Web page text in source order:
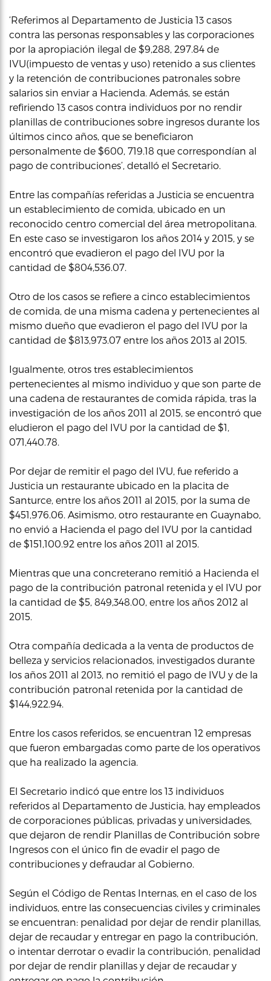
‘Referimos al Departamento de Justicia 13 casos
contra las personas responsables y las corporaciones
por la apropiación ilegal de $9,288, 297.84 de
IVU(impuesto de ventas y uso) retenido a sus clientes
y la retención de contribuciones patronales sobre
salarios sin enviar a Hacienda. Además, se están
refiriendo 13 casos contra individuos por no rendir
planillas de contribuciones sobre ingresos durante los
últimos cinco años, que se beneficiaron
personalmente de $600, 719.18 que correspondían al
pago de contribuciones’, detalló el Secretario.
Entre las compañías referidas a Justicia se encuentra
un establecimiento de comida, ubicado en un
reconocido centro comercial del área metropolitana.
En este caso se investigaron los años 2014 y 2015, y se
encontró que evadieron el pago del IVU por la
cantidad de $804,536.07.
Otro de los casos se refiere a cinco establecimientos
de comida, de una misma cadena y pertenecientes al
mismo dueño que evadieron el pago del IVU por la
cantidad de $813,973.07 entre los años 2013 al 2015.
Igualmente, otros tres establecimientos
pertenecientes al mismo individuo y que son parte de
una cadena de restaurantes de comida rápida, tras la
investigación de los años 2011 al 2015, se encontró que
eludieron el pago del IVU por la cantidad de $1,
071,440.78.
Por dejar de remitir el pago del IVU, fue referido a
Justicia un restaurante ubicado en la placita de
Santurce, entre los años 2011 al 2015, por la suma de
$451,976.06. Asimismo, otro restaurante en Guaynabo,
no envió a Hacienda el pago del IVU por la cantidad
de $151,100.92 entre los años 2011 al 2015.
Mientras que una concreterano remitió a Hacienda el
pago de la contribución patronal retenida y el IVU por
la cantidad de $5, 849,348.00, entre los años 2012 al
2015.
Otra compañía dedicada a la venta de productos de
belleza y servicios relacionados, investigados durante
los años 2011 al 2013, no remitió el pago de IVU y de la
contribución patronal retenida por la cantidad de
$144,922.94.
Entre los casos referidos, se encuentran 12 empresas
que fueron embargadas como parte de los operativos
que ha realizado la agencia.
El Secretario indicó que entre los 13 individuos
referidos al Departamento de Justicia, hay empleados
de corporaciones públicas, privadas y universidades,
que dejaron de rendir Planillas de Contribución sobre
Ingresos con el único fin de evadir el pago de
contribuciones y defraudar al Gobierno.
Según el Código de Rentas Internas, en el caso de los
individuos, entre las consecuencias civiles y criminales
se encuentran: penalidad por dejar de rendir planillas,
dejar de recaudar y entregar en pago la contribución,
o intentar derrotar o evadir la contribución, penalidad
por dejar de rendir planillas y dejar de recaudar y